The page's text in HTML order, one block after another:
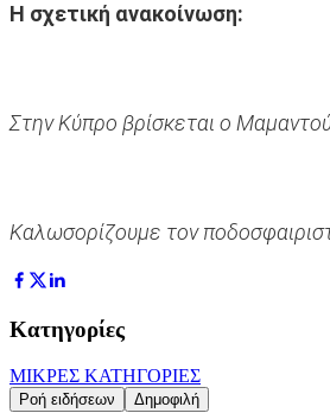
Η σχετική ανακοίνωση:
Στην Κύπρο βρίσκεται ο
Καλωσορίζουμε τον
Κατηγορίες
ΜΙΚΡΕΣ ΚΑΤΗΓΟΡΙΕΣ
Ροή ειδήσεων Δημοφιλή